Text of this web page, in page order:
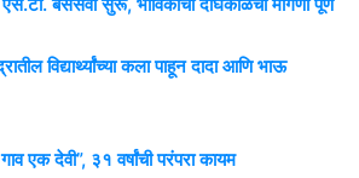
बससेवा सुरू, भाविकांची दीर्घकाळची मागणी पूर्ण
विद्यार्थ्यांच्या कला पाहून दादा आणि भाऊ
एक देवी”, ३१ वर्षांची परंपरा कायम